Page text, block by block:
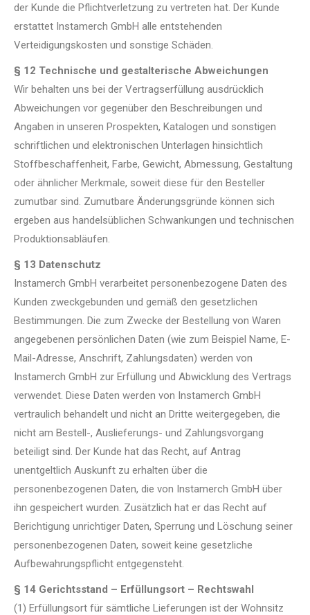
der Kunde die Pflichtverletzung zu vertreten hat. Der Kunde
erstattet Instamerch GmbH alle entstehenden
Verteidigungskosten und sonstige Schäden.
§ 12 Technische und gestalterische Abweichungen
Wir behalten uns bei der Vertragserfüllung ausdrücklich
Abweichungen vor gegenüber den Beschreibungen und
Angaben in unseren Prospekten, Katalogen und sonstigen
schriftlichen und elektronischen Unterlagen hinsichtlich
Stoffbeschaffenheit, Farbe, Gewicht, Abmessung, Gestaltung
oder ähnlicher Merkmale, soweit diese für den Besteller
zumutbar sind. Zumutbare Änderungsgründe können sich
ergeben aus handelsüblichen Schwankungen und technischen
Produktionsabläufen.
§ 13 Datenschutz
Instamerch GmbH verarbeitet personenbezogene Daten des
Kunden zweckgebunden und gemäß den gesetzlichen
Bestimmungen. Die zum Zwecke der Bestellung von Waren
angegebenen persönlichen Daten (wie zum Beispiel Name, E-
Mail-Adresse, Anschrift, Zahlungsdaten) werden von
Instamerch GmbH zur Erfüllung und Abwicklung des Vertrags
verwendet. Diese Daten werden von Instamerch GmbH
vertraulich behandelt und nicht an Dritte weitergegeben, die
nicht am Bestell-, Auslieferungs- und Zahlungsvorgang
beteiligt sind. Der Kunde hat das Recht, auf Antrag
unentgeltlich Auskunft zu erhalten über die
personenbezogenen Daten, die von Instamerch GmbH über
ihn gespeichert wurden. Zusätzlich hat er das Recht auf
Berichtigung unrichtiger Daten, Sperrung und Löschung seiner
personenbezogenen Daten, soweit keine gesetzliche
Aufbewahrungspflicht entgegensteht.
§ 14 Gerichtsstand – Erfüllungsort – Rechtswahl
(1) Erfüllungsort für sämtliche Lieferungen ist der Wohnsitz